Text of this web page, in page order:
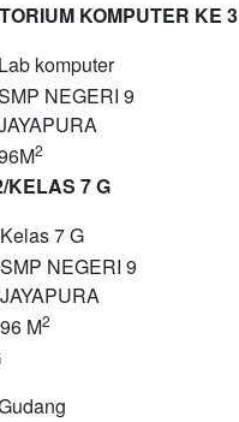
KOMPUTER KE 3
Lab komputer
NEGERI 9
2
KELAS 7 G
Kelas 7 G
SMP NEGERI 9
JAYAPURA
96 M2